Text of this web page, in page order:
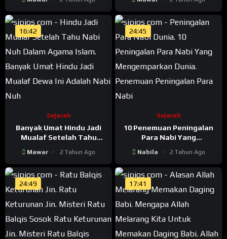
16:42
Sejarah
Banyak Umat Hindu Jadi
Mualaf Setelah Tahu
Nabi Nuh Dalam Agama
Islam
Mawar 2 Tahun Ago
24:45
Sejarah
10 Penemuan Peningalan
Para Nabi Yang
Nabila 2 Tahun Ago
24:49 17:41